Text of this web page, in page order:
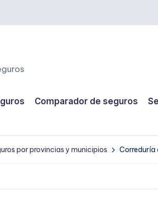
Comparador de seguros
por provincias y municipios Correduría